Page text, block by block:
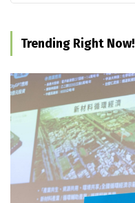
Trending Right Now!